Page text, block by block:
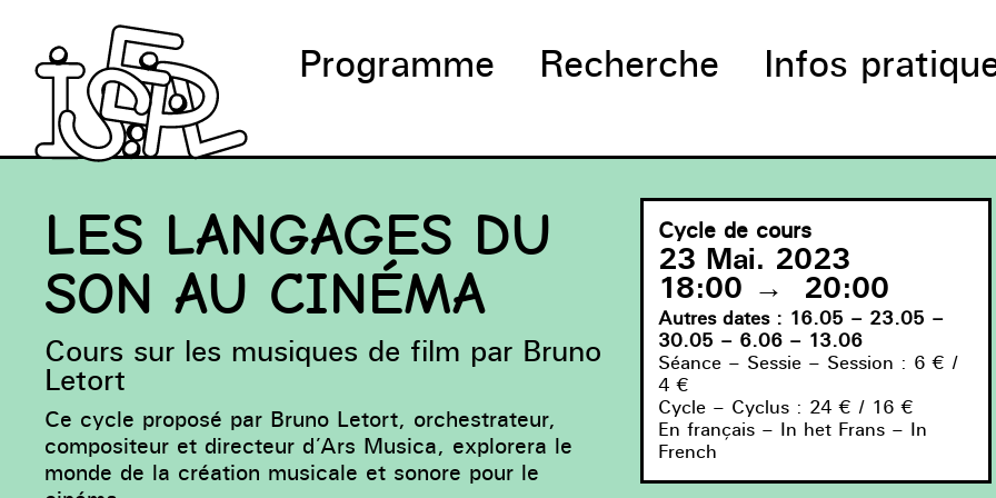
Programme Recherche Infos
Cycle de cours
23 Mai. 2023
18:00 → 20:00
Autres dates : 16.05 – 23.05 –
30.05 – 6.06 – 13.06
Séance – Sessie – Session : 6€ /
4€
Cycle – Cyclus : 24€ / 16€
En français – In het Frans – In
French
LES LANGAGES DU
SON AU CINÉMA
Cours sur les musiques de film par Bruno
Letort
Ce cycle proposé par Bruno Letort, orchestrateur,
compositeur et directeur d’Ars Musica, explorera le
monde de la création musicale et sonore pour le